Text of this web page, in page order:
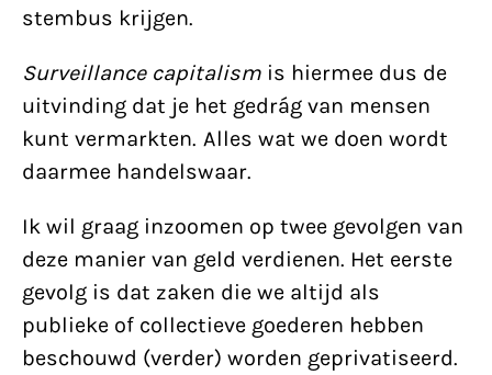
stembus krijgen.
Surveillance capitalism is hiermee dus de
uitvinding dat je het gedrág van mensen
kunt vermarkten. Alles wat we doen wordt
daarmee handelswaar.
Ik wil graag inzoomen op twee gevolgen van
deze manier van geld verdienen. Het eerste
gevolg is dat zaken die we altijd als
publieke of collectieve goederen hebben
beschouwd (verder) worden geprivatiseerd.